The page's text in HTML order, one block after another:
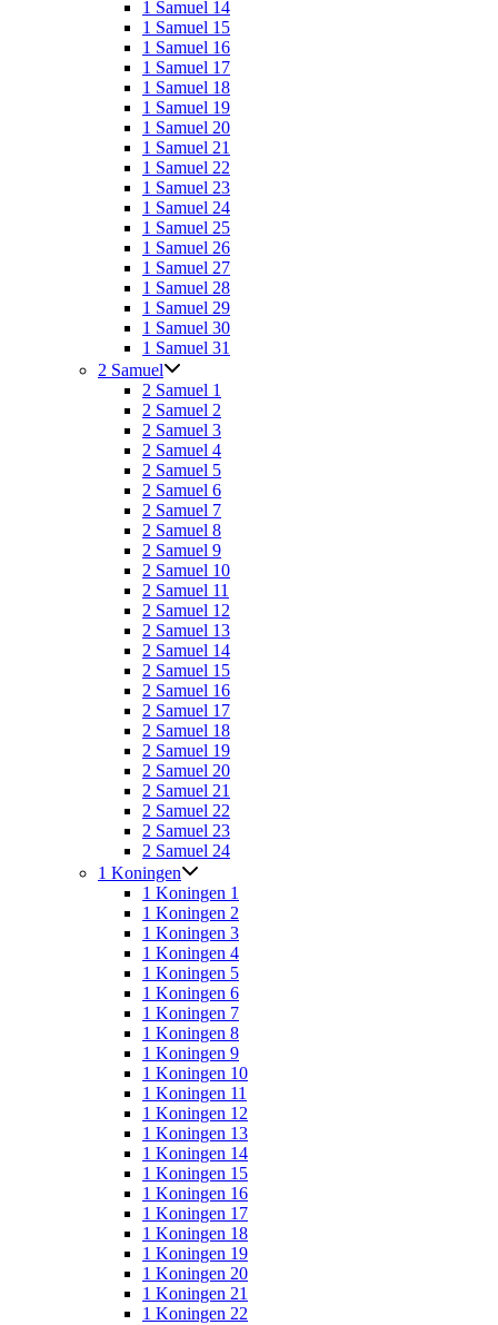
1 Samuel 14
1 Samuel 15
1 Samuel 16
1 Samuel 17
1 Samuel 18
1 Samuel 19
1 Samuel 20
1 Samuel 21
1 Samuel 22
1 Samuel 23
1 Samuel 24
1 Samuel 25
1 Samuel 26
1 Samuel 27
1 Samuel 28
1 Samuel 29
1 Samuel 30
1 Samuel 31
2 Samuel
2 Samuel 1
2 Samuel 2
2 Samuel 3
2 Samuel 4
2 Samuel 5
2 Samuel 6
2 Samuel 7
2 Samuel 8
2 Samuel 9
2 Samuel 10
2 Samuel 11
2 Samuel 12
2 Samuel 13
2 Samuel 14
2 Samuel 15
2 Samuel 16
2 Samuel 17
2 Samuel 18
2 Samuel 19
2 Samuel 20
2 Samuel 21
2 Samuel 22
2 Samuel 23
2 Samuel 24
1 Koningen
1 Koningen 1
1 Koningen 2
1 Koningen 3
1 Koningen 4
1 Koningen 5
1 Koningen 6
1 Koningen 7
1 Koningen 8
1 Koningen 9
1 Koningen 10
1 Koningen 11
1 Koningen 12
1 Koningen 13
1 Koningen 14
1 Koningen 15
1 Koningen 16
1 Koningen 17
1 Koningen 18
1 Koningen 19
1 Koningen 20
1 Koningen 21
1 Koningen 22